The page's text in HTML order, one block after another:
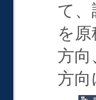
て
を
方
方向